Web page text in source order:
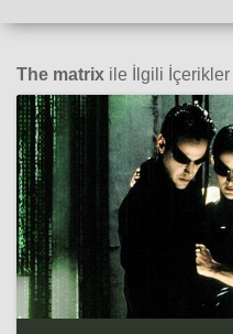
The matrix ile İlgili İçerikler